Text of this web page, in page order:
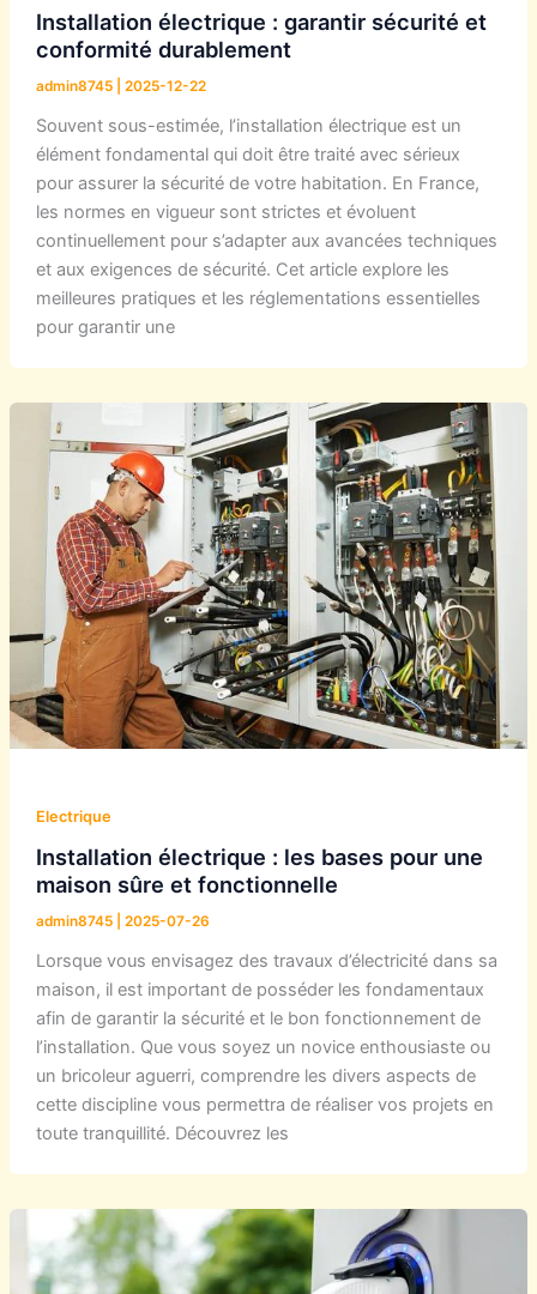
Installation électrique : garantir sécurité et
conformité durablement
admin8745 2025-12-22
Souvent sous-estimée, l’installation électrique est un
élément fondamental qui doit être traité avec sérieux
pour assurer la sécurité de votre habitation. En France,
les normes en vigueur sont strictes et évoluent
continuellement pour s’adapter aux avancées techniques
et aux exigences de sécurité. Cet article explore les
meilleures pratiques et les réglementations essentielles
pour garantir une
Electrique
Installation électrique : les bases pour une
maison sûre et fonctionnelle
admin8745 2025-07-26
Lorsque vous envisagez des travaux d’électricité dans sa
maison, il est important de posséder les fondamentaux
afin de garantir la sécurité et le bon fonctionnement de
l’installation. Que vous soyez un novice enthousiaste ou
un bricoleur aguerri, comprendre les divers aspects de
cette discipline vous permettra de réaliser vos projets en
toute tranquillité. Découvrez les